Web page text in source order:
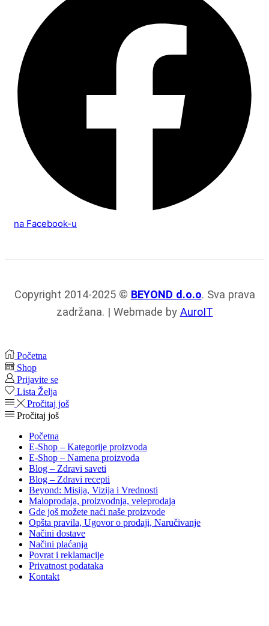
na Facebook-u
Copyright 2014-2025 © BEYOND d.o.o. Sva prava
zadržana. | Webmade by AuroIT
Početna
Shop
Prijavite se
Lista Želja
Pročitaj još
Pročitaj još
Početna
E-Shop – Kategorije proizvoda
E-Shop – Namena proizvoda
Blog – Zdravi saveti
Blog – Zdravi recepti
Beyond: Misija, Vizija i Vrednosti
Maloprodaja, proizvodnja, veleprodaja
Gde još možete naći naše proizvode
Opšta pravila, Ugovor o prodaji, Naručivanje
Načini dostave
Načini plaćanja
Povrat i reklamacije
Privatnost podataka
Kontakt